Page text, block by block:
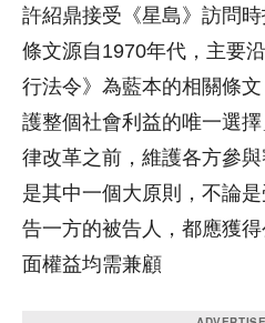
許紹鼎接受《星島》訪問
條文源自1970年代，主要
行法令》為藍本的相關條
護整個社會利益的唯一選
律改革之前，維護各方參
是其中一個大原則，不論
告一方的被告人，都應獲
面權益均需兼顧